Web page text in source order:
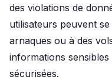
des violations de
utilisateurs peuvent
arnaques ou à des
informations
sécurisées.